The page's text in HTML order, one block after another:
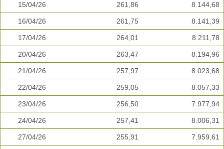
15/04/26 261,86 8.144,68
16/04/26 261,75 8.141,39
17/04/26 264,01 8.211,78
20/04/26 263,47 8.194,96
21/04/26 257,97 8.023,68
22/04/26 259,05 8.057,33
23/04/26 256,50 7.977,94
24/04/26 257,41 8.006,31
27/04/26 255,91 7.959,61